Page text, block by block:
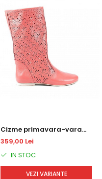
Cizme primavara-vara
DM1722
359,00 Lei
IN STOC
VEZI VARIANTE